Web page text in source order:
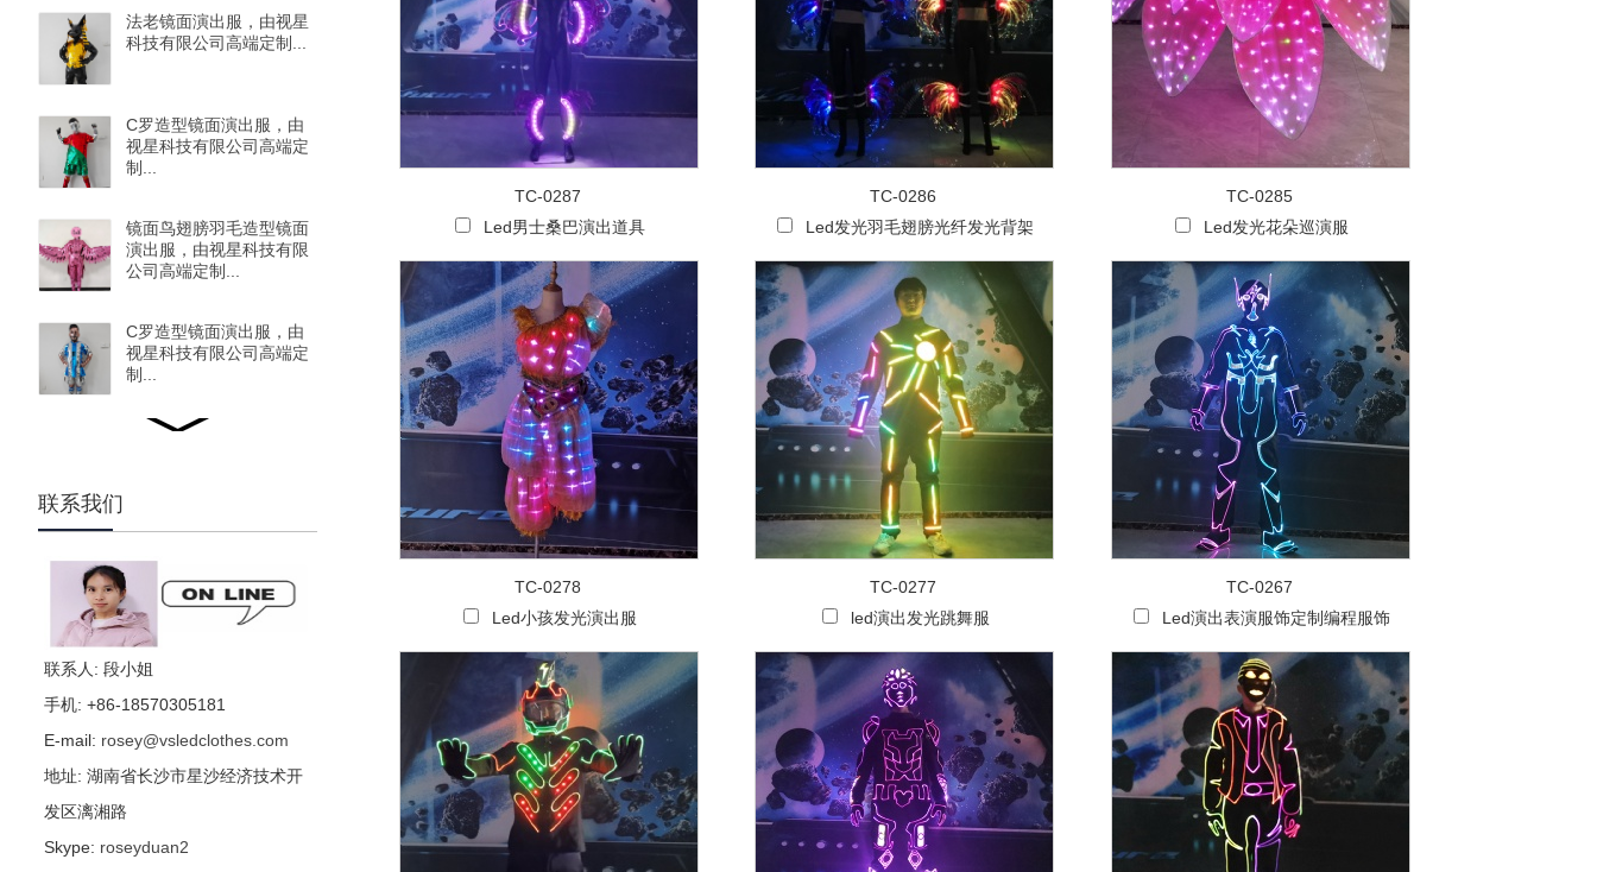
法老镜面演出服，由视星
科技有限公司高端定制...
C罗造型镜面演出服，由
视星科技有限公司高端定
制...
镜面鸟翅膀羽毛造型镜面
演出服，由视星科技有限
公司高端定制...
C罗造型镜面演出服，由
视星科技有限公司高端定
制...
鹦鹉造型镜面演出服，由
树篱人演出服，适用于
party等调动气氛,助兴道
火烈鸟镜面演出服，由视
星科技有限公司高端定
圣诞老人镜面演出服，由
视星科技有限公司高端定
制...
led发光衣服，适用于
联系我们
联系人: 段小姐
手机: +86-18570305181
E-mail: rosey@vsledclothes.com
地址: 湖南省长沙市星沙经济技术开
发区漓湘路
Skype: roseyduan2
TC-0287
Led男士桑巴演出道具
TC-0286
Led发光羽毛翅膀光纤发光背架
TC-0285
Led发光花朵巡演服
TC-0278
Led小孩发光演出服
TC-0277
led演出发光跳舞服
TC-0267
Led演出表演服饰定制编程服饰